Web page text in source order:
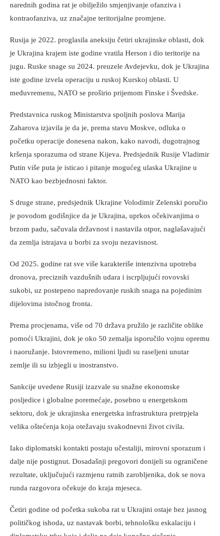
narednih godina rat je obilježilo smjenjivanje ofanziva i
kontraofanziva, uz značajne teritorijalne promjene.
Rusija je 2022. proglasila aneksiju četiri ukrajinske oblasti, dok
je Ukrajina krajem iste godine vratila Herson i dio teritorije na
jugu. Ruske snage su 2024. preuzele Avdejevku, dok je Ukrajina
iste godine izvela operaciju u ruskoj Kurskoj oblasti. U
međuvremenu, NATO se proširio prijemom Finske i Švedske.
Predstavnica ruskog Ministarstva spoljnih poslova Marija
Zaharova izjavila je da je, prema stavu Moskve, odluka o
početku operacije donesena nakon, kako navodi, dugotrajnog
kršenja sporazuma od strane Kijeva. Predsjednik Rusije Vladimir
Putin više puta je isticao i pitanje mogućeg ulaska Ukrajine u
NATO kao bezbjednosni faktor.
S druge strane, predsjednik Ukrajine Volodimir Zelenski poručio
je povodom godišnjice da je Ukrajina, uprkos očekivanjima o
brzom padu, sačuvala državnost i nastavila otpor, naglašavajući
da zemlja istrajava u borbi za svoju nezavisnost.
Od 2025. godine rat sve više karakteriše intenzivna upotreba
dronova, preciznih vazdušnih udara i iscrpljujući rovovski
sukobi, uz postepeno napredovanje ruskih snaga na pojedinim
dijelovima istočnog fronta.
Prema procjenama, više od 70 država pružilo je različite oblike
pomoći Ukrajini, dok je oko 50 zemalja isporučilo vojnu opremu
i naoružanje. Istovremeno, milioni ljudi su raseljeni unutar
zemlje ili su izbjegli u inostranstvo.
Sankcije uvedene Rusiji izazvale su snažne ekonomske
posljedice i globalne poremećaje, posebno u energetskom
sektoru, dok je ukrajinska energetska infrastruktura pretrpjela
velika oštećenja koja otežavaju svakodnevni život civila.
Iako diplomatski kontakti postaju učestaliji, mirovni sporazum i
dalje nije postignut. Dosadašnji pregovori donijeli su ograničene
rezultate, uključujući razmjenu ratnih zarobljenika, dok se nova
runda razgovora očekuje do kraja mjeseca.
Četiri godine od početka sukoba rat u Ukrajini ostaje bez jasnog
političkog ishoda, uz nastavak borbi, tehnološku eskalaciju i